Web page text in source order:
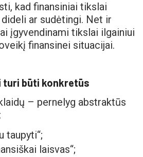
kad finansiniai tikslai
ar sudėtingi. Net ir
įgyvendinami tikslai ilgainiui
finansinei situacijai.
turi būti konkretūs
– pernelyg abstraktūs
taupyti“;
laisvas“;